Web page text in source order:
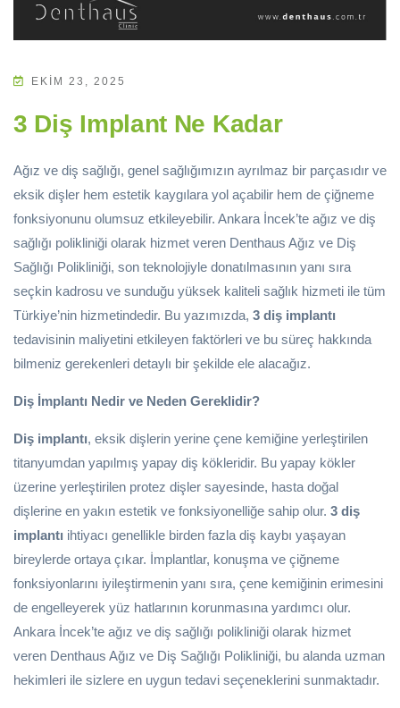
EKIM 23, 2025
3 Diş Implant Ne Kadar
Ağız ve diş sağlığı, genel sağlığımızın ayrılmaz bir parçasıdır ve
eksik dişler hem estetik kaygılara yol açabilir hem de çiğneme
fonksiyonunu olumsuz etkileyebilir. Ankara İncek’te ağız ve diş
sağlığı polikliniği olarak hizmet veren Denthaus Ağız ve Diş
Sağlığı Polikliniği, son teknolojiyle donatılmasının yanı sıra
seçkin kadrosu ve sunduğu yüksek kaliteli sağlık hizmeti ile tüm
Türkiye’nin hizmetindedir. Bu yazımızda, 3 diş implantı
tedavisinin maliyetini etkileyen faktörleri ve bu süreç hakkında
bilmeniz gerekenleri detaylı bir şekilde ele alacağız.
Diş İmplantı Nedir ve Neden Gereklidir?
Diş implantı, eksik dişlerin yerine çene kemiğine yerleştirilen
titanyumdan yapılmış yapay diş kökleridir. Bu yapay kökler
üzerine yerleştirilen protez dişler sayesinde, hasta doğal
dişlerine en yakın estetik ve fonksiyonelliğe sahip olur. 3 diş
implantı ihtiyacı genellikle birden fazla diş kaybı yaşayan
bireylerde ortaya çıkar. İmplantlar, konuşma ve çiğneme
fonksiyonlarını iyileştirmenin yanı sıra, çene kemiğinin erimesini
de engelleyerek yüz hatlarının korunmasına yardımcı olur.
Ankara İncek’te ağız ve diş sağlığı polikliniği olarak hizmet
veren Denthaus Ağız ve Diş Sağlığı Polikliniği, bu alanda uzman
hekimleri ile sizlere en uygun tedavi seçeneklerini sunmaktadır.